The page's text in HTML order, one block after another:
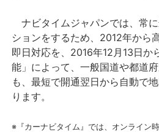
ナビタイムジャパンでは、常
ションをするため、2012年から
即日対応を、2016年12月13日か
能」によって、一般国道や都道
も、最短で開通翌日から自動で
ります。
※『カーナビタイム』では、オンライン